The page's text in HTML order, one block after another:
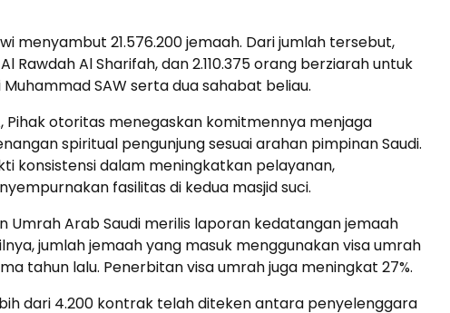
menyambut 21.576.200 jemaah. Dari jumlah tersebut,
Rawdah Al Sharifah, dan 2.110.375 orang berziarah untuk
SAW serta dua sahabat beliau.
Pihak otoritas menegaskan komitmennya menjaga
spiritual pengunjung sesuai arahan pimpinan Saudi.
konsistensi dalam meningkatkan pelayanan,
fasilitas di kedua masjid suci.
Umrah Arab Saudi merilis laporan kedatangan jemaah
jumlah jemaah yang masuk menggunakan visa umrah
tahun lalu. Penerbitan visa umrah juga meningkat 27%.
dari 4.200 kontrak telah diteken antara penyelenggara
Penerbangan